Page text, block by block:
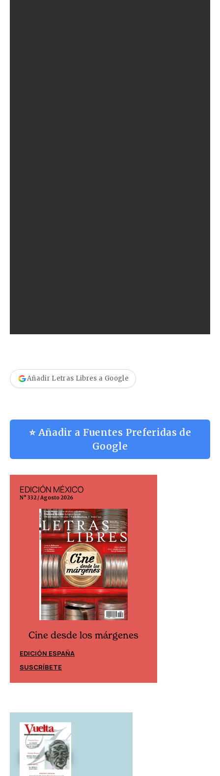
Añadir Letras Libres a Google
⭐ Añadir a Fuentes Preferidas de
Google
EDICIÓN MÉXICO
N° 332 / Agosto 2026
Cine desde los márgenes
EDICIÓN ESPAÑA
SUSCRÍBETE